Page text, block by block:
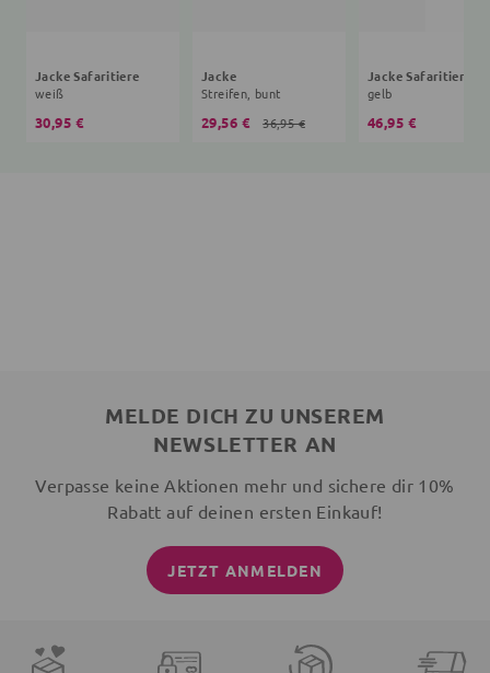
Jacke Safaritiere
weiß
30,95 €
Jacke
Streifen, bunt
29,56 € 36,95 €
Jacke Safaritiere
gelb
46,95 €
MELDE DICH ZU UNSEREM
NEWSLETTER AN
Verpasse keine Aktionen mehr und sichere dir 10%
Rabatt auf deinen ersten Einkauf!
JETZT ANMELDEN